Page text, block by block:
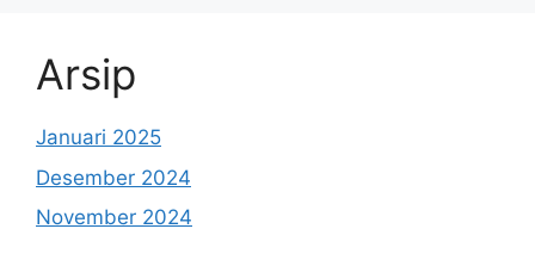
Arsip
Januari 2025
Desember 2024
November 2024